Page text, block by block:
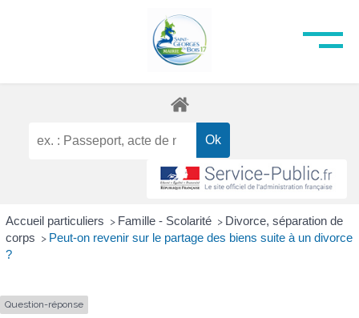
Accueil particuliers > Famille - Scolarité > Divorce, séparation de
corps > Peut-on revenir sur le partage des biens suite à un divorce
?
Question-réponse